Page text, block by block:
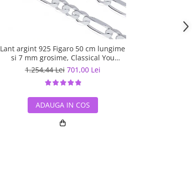
Lant argint 925 Figaro 50 cm lungime
si 7 mm grosime, Classical You
LSX0201
1.254,44 Lei 701,00 Lei
ADAUGA IN COS